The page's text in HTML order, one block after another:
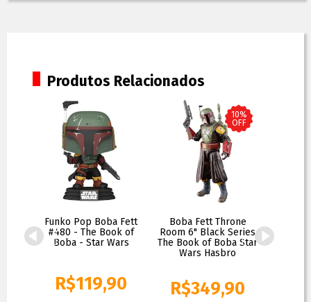
Produtos Relacionados
Funko Pop Boba Fett
#480 - The Book of
Boba - Star Wars
R$119,90
10%
OFF
Boba Fett Throne
Room 6" Black Series
The Book of Boba Star
Wars Hasbro
389,90R$349,90